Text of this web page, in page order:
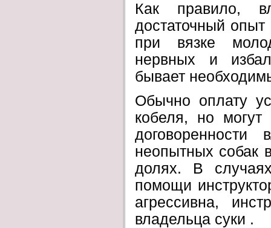
Как правило,
достаточный
при вязке
нервных и
бывает
Обычно оплату
кобеля, но
неопытных собак
долях. В
помощи
агрессивна,
владельца суки .